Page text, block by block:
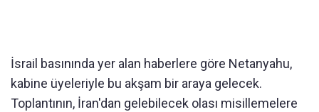
İsrail basınında yer alan haberlere göre Netanyahu,
kabine üyeleriyle bu akşam bir araya gelecek.
Toplantının, İran'dan gelebilecek olası misillemelere